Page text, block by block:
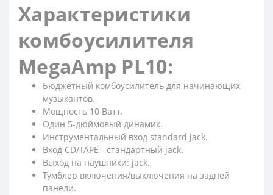
Характеристики
комбоусилителя
MegaAmp PL10:
Бюджетный комбоусилитель для начинающих
музыкантов.
Мощность 10 Ватт.
Один 5-дюймовый динамик.
Инструментальный вход standard jack.
Вход СD/TAPE - стандартный jack.
Выход на наушники: jack.
Тумблер включения/выключения на задней
панели.